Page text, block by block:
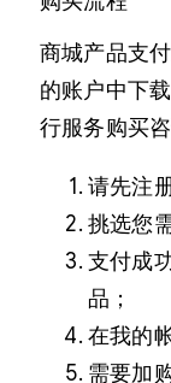
商城产品支
的账户中下
行服务购买咨
请先注
挑选您
支付成
品；
在我的
需要加